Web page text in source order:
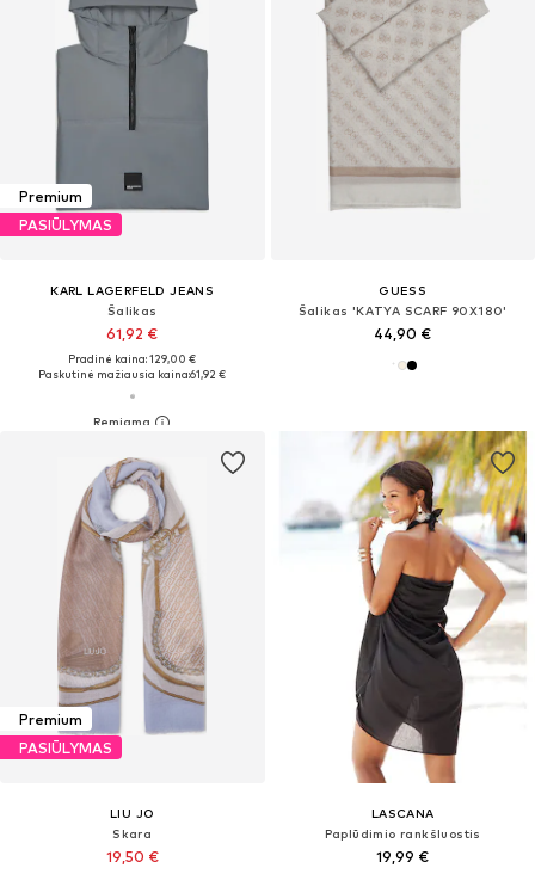
Premium
PASIŪLYMAS
KARL LAGERFELD JEANS
Šalikas
61,92 €
Pradinė kaina: 129,00 €
Paskutinė mažiausia kaina:61,92 €
GUESS
Šalikas 'KATYA SCARF 90X180'
44,90 €
Premium
PASIŪLYMAS
LIU JO
Skara
19,50 €
LASCANA
Paplūdimio rankšluostis
19,99 €